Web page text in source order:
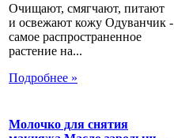
Очищают, смягчают, питают
и освежают кожу Одуванчик -
самое распространенное
растение на...
Подробнее »
Молочко для снятия